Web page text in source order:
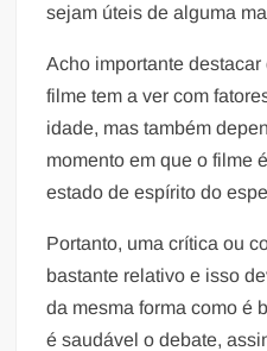
sejam úteis de alguma
Acho importante
filme tem a ver com
idade, mas também
momento em que o filme
estado de espírito do
Portanto, uma crítica ou
bastante relativo e isso
da mesma forma como é
é saudável o debate,